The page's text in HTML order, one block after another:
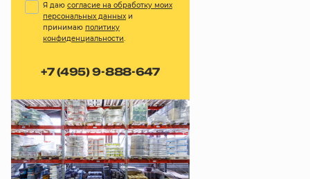
Я даю согласие на обработку моих
персональных данных и
принимаю политику
конфиденциальности.
+7 (495) 9-888-647